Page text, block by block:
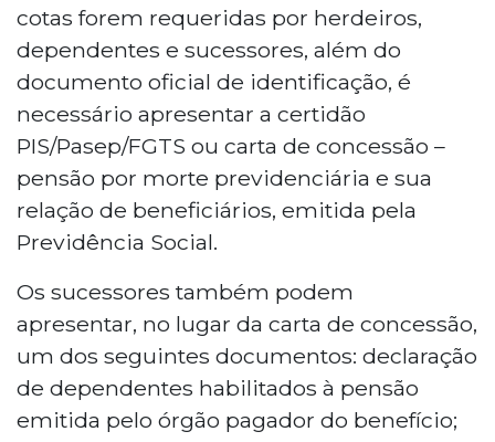
cotas forem requeridas por herdeiros,
dependentes e sucessores, além do
documento oficial de identificação, é
necessário apresentar a certidão
PIS/Pasep/FGTS ou carta de concessão –
pensão por morte previdenciária e sua
relação de beneficiários, emitida pela
Previdência Social.
Os sucessores também podem
apresentar, no lugar da carta de concessão,
um dos seguintes documentos: declaração
de dependentes habilitados à pensão
emitida pelo órgão pagador do benefício;